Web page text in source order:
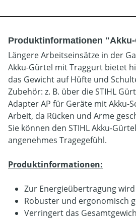
Produktinformationen
Längere Arbeitseinsätze in der
Akku-Gürtel mit Traggurt bietet
das Gewicht auf Hüfte und
Zubehör: z. B. über die STIHL
Adapter AP für Geräte mit Akku-
Arbeit, da Rücken und Arme
Sie können den STIHL Akku-
angenehmes Tragegefühl.
Produktinformationen:
Zur Energieübertragung
Robuster und ergonomisch
Verringert das